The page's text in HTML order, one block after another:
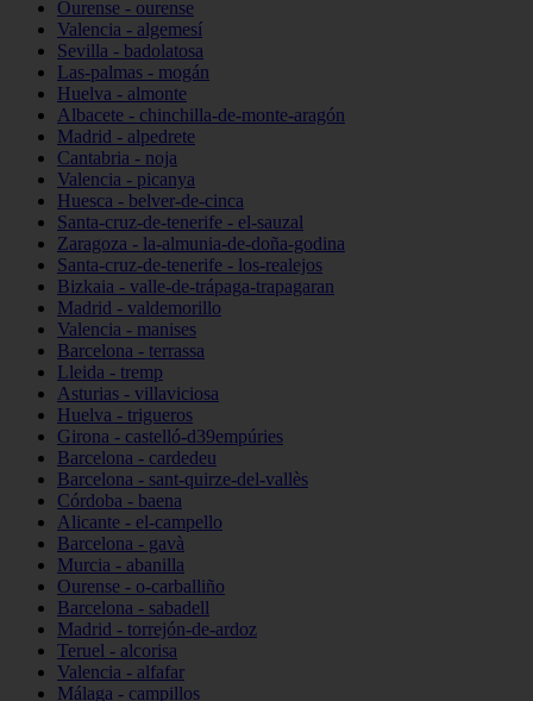
Ourense - ourense
Valencia - algemesí
Sevilla - badolatosa
Las-palmas - mogán
Huelva - almonte
Albacete - chinchilla-de-monte-aragón
Madrid - alpedrete
Cantabria - noja
Valencia - picanya
Huesca - belver-de-cinca
Santa-cruz-de-tenerife - el-sauzal
Zaragoza - la-almunia-de-doña-godina
Santa-cruz-de-tenerife - los-realejos
Bizkaia - valle-de-trápaga-trapagaran
Madrid - valdemorillo
Valencia - manises
Barcelona - terrassa
Lleida - tremp
Asturias - villaviciosa
Huelva - trigueros
Girona - castelló-d39empúries
Barcelona - cardedeu
Barcelona - sant-quirze-del-vallès
Córdoba - baena
Alicante - el-campello
Barcelona - gavà
Murcia - abanilla
Ourense - o-carballiño
Barcelona - sabadell
Madrid - torrejón-de-ardoz
Teruel - alcorisa
Valencia - alfafar
Málaga - campillos